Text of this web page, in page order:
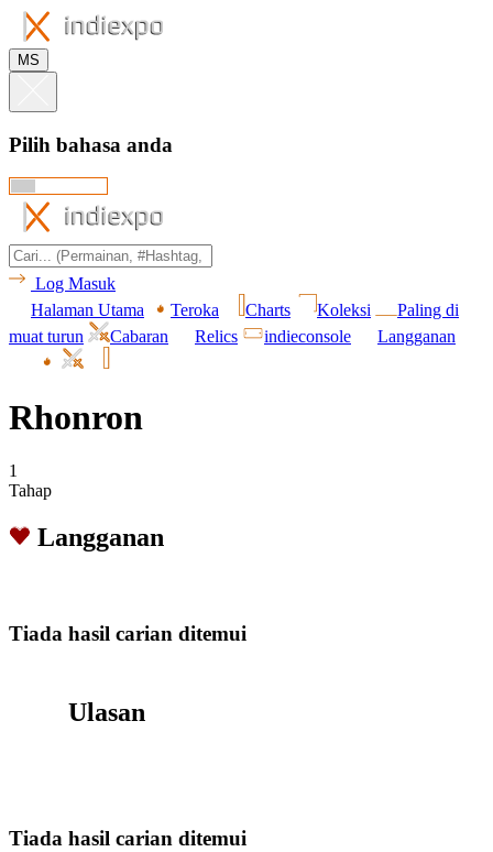
MS
Pilih bahasa anda
Log Masuk
Halaman Utama
Teroka Charts Koleksi
Paling di
muat turun
Cabaran Relics indieconsole Langganan
Rhonron
1
Tahap
Langganan
Tiada hasil carian ditemui
Ulasan
Tiada hasil carian ditemui